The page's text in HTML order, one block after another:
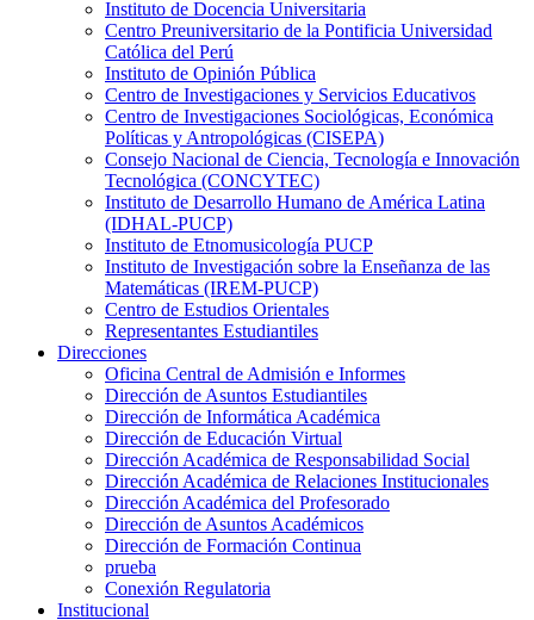
Instituto de Docencia Universitaria
Centro Preuniversitario de la Pontificia Universidad
Católica del Perú
Instituto de Opinión Pública
Centro de Investigaciones y Servicios Educativos
Centro de Investigaciones Sociológicas, Económica
Políticas y Antropológicas (CISEPA)
Consejo Nacional de Ciencia, Tecnología e Innovación
Tecnológica (CONCYTEC)
Instituto de Desarrollo Humano de América Latina
(IDHAL-PUCP)
Instituto de Etnomusicología PUCP
Instituto de Investigación sobre la Enseñanza de las
Matemáticas (IREM-PUCP)
Centro de Estudios Orientales
Representantes Estudiantiles
Direcciones
Oficina Central de Admisión e Informes
Dirección de Asuntos Estudiantiles
Dirección de Informática Académica
Dirección de Educación Virtual
Dirección Académica de Responsabilidad Social
Dirección Académica de Relaciones Institucionales
Dirección Académica del Profesorado
Dirección de Asuntos Académicos
Dirección de Formación Continua
prueba
Conexión Regulatoria
Institucional